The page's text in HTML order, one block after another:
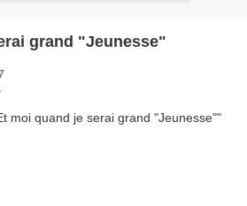
grand "Jeunesse"